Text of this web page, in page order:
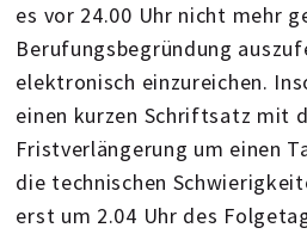
es vor 24.00 Uhr nicht mehr
Berufungsbegründung
elektronisch einzureichen.
einen kurzen Schriftsatz mit
Fristverlängerung um einen
die technischen
erst um 2.04 Uhr des